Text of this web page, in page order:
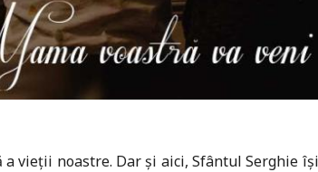
vieţii noastre. Dar și aici, Sfântul Serghie